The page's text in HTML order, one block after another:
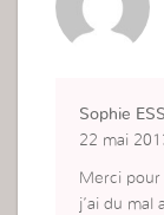
Sophie
22 mai
Merci pour
j’ai du mal